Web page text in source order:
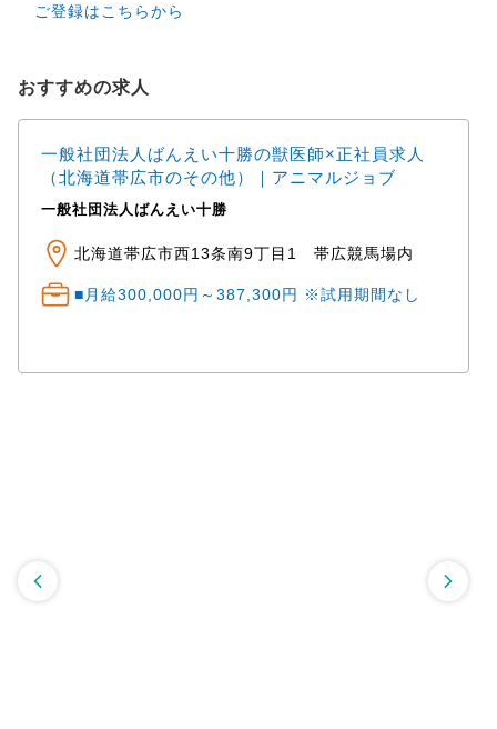
ご登録はこちらから
おすすめの求人
一般社団法人ばんえい十勝の獣医師×正社員求人
（北海道帯広市のその他）｜アニマルジョブ
一般社団法人ばんえい十勝
北海道帯広市西13条南9丁目1 帯広競馬場内
■月給300,000円～387,300円 ※試用期間なし